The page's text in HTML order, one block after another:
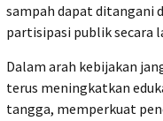
sampah dapat ditangani
partisipasi publik secara
Dalam arah kebijakan
terus meningkatkan
tangga, memperkuat